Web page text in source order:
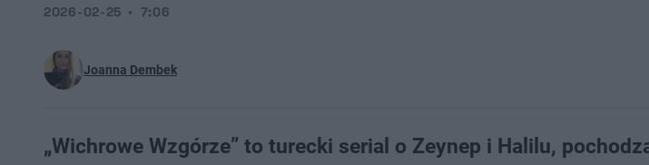
Joanna Dembek
2026-02-25 7:06
„Wichrowe Wzgórze” to turecki serial o Zeynep i Halilu,